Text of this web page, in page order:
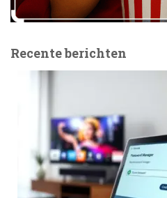
Recente berichten